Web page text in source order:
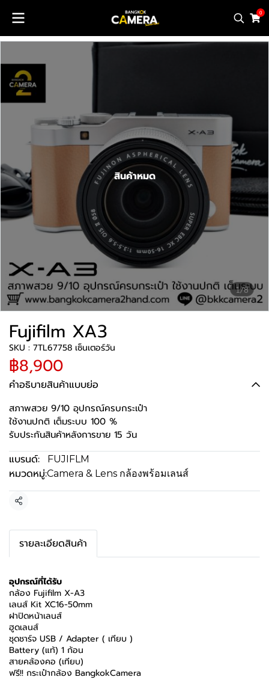
0
1/8
สินค้าหมด
Fujifilm XA3
SKU : 7TL67758 เซ็นเตอร์วัน
฿8,900
คำอธิบายสินค้าแบบย่อ
สภาพสวย 9/10 อุปกรณ์ครบกระเป๋า
ใช้งานปกติ เต็มระบบ 100 %
รับประกันสินค้าหลังการขาย 15 วัน
แบรนด์: FUJIFLM
หมวดหมู่:Camera & Lens กล้องพร้อมเลนส์
แชร์
รายละเอียดสินค้า
อุปกรณ์ที่ได้รับ
กล้อง Fujifilm X-A3
เลนส์ Kit XC16-50mm
ฝาปิดหน้าเลนส์
ฮูดเลนส์
ชุดชาร์จ USB / Adapter ( เทียบ )
Battery (แท้) 1 ก้อน
สายคล้องคอ (เทียบ)
ฟรี!! กระเป๋ากล้อง BangkokCamera